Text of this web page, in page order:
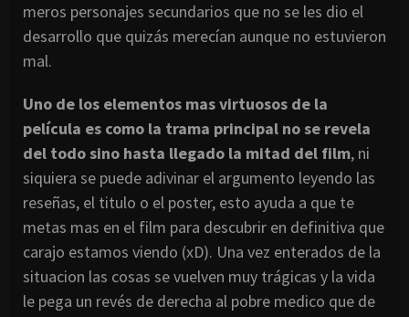
meros personajes secundarios que no se les dio el
desarrollo que quizás merecían aunque no estuvieron
mal.
Uno de los elementos mas virtuosos de la
película es como la trama principal no se revela
del todo sino hasta llegado la mitad del film, ni
siquiera se puede adivinar el argumento leyendo las
reseñas, el titulo o el poster, esto ayuda a que te
metas mas en el film para descubrir en definitiva que
carajo estamos viendo (xD). Una vez enterados de la
situacion las cosas se vuelven muy trágicas y la vida
le pega un revés de derecha al pobre medico que de